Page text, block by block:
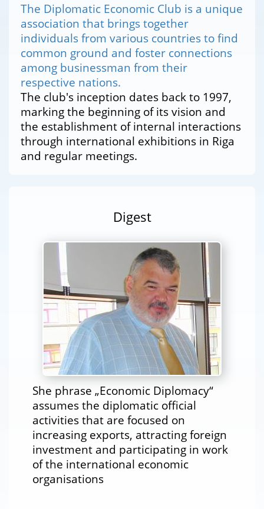
The Diplomatic Economic Club is a unique
association that brings together
individuals from various countries to find
common ground and foster connections
among businessman from their
respective nations.
The club's inception dates back to 1997,
marking the beginning of its vision and
the establishment of internal interactions
through international exhibitions in Riga
and regular meetings.
Digest
She phrase „Economic Diplomacy“
assumes the diplomatic official
activities that are focused on
increasing exports, attracting foreign
investment and participating in work
of the international economic
organisations